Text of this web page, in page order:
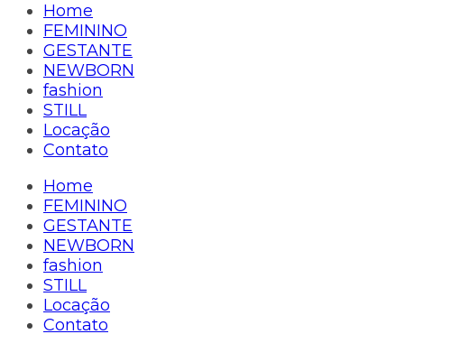
Home
FEMININO
GESTANTE
NEWBORN
fashion
STILL
Locação
Contato
Home
FEMININO
GESTANTE
NEWBORN
fashion
STILL
Locação
Contato